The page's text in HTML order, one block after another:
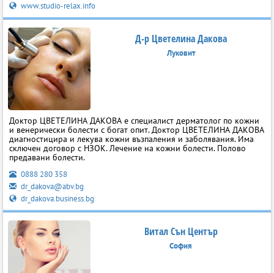
www.studio-relax.info
Д-р Цветелина Дакова
Луковит
Доктор ЦВЕТЕЛИНА ДАКОВА е специалист дерматолог по кожни
и венерически болести с богат опит. Доктор ЦВЕТЕЛИНА ДАКОВА
диагностицира и лекува кожни възпаления и заболявания. Има
сключен договор с НЗОК. Лечение на кожни болести. Полово
предавани болести.
0888 280 358
dr_dakova@abv.bg
dr_dakova.business.bg
Витал Сън Център
София